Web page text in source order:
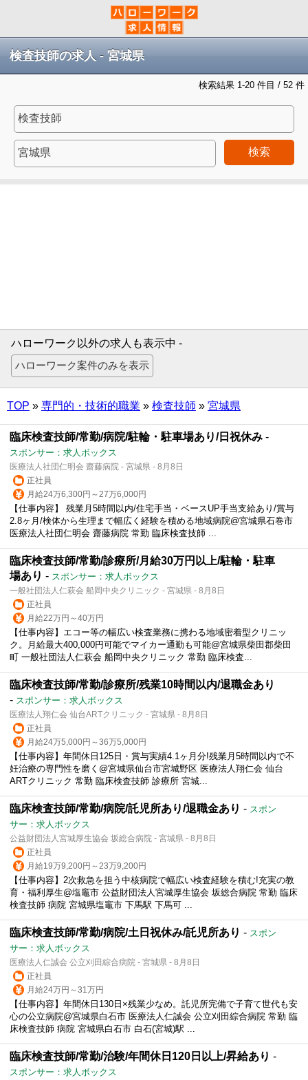
検査技師の求人 - 宮城県
検索結果 1-20 件目 / 52 件
検索
ハローワーク以外の求人も表示中 -
TOP » 専門的・技術的職業 » 検査技師 » 宮城県
臨床検査技師/常勤/病院/駐輪・駐車場あり/日祝休み -
スポンサー：求人ボックス
医療法人社団仁明会 齋藤病院 - 宮城県 - 8月8日
正社員
月給24万6,300円～27万6,000円
【仕事内容】 残業月5時間以内/住宅手当・ベースUP手当支給あり/賞与
2.8ヶ月/検体から生理まで幅広く経験を積める地域病院@宮城県石巻市
医療法人社団仁明会 齋藤病院 常勤 臨床検査技師 ...
臨床検査技師/常勤/診療所/月給30万円以上/駐輪・駐車
場あり - スポンサー：求人ボックス
一般社団法人仁萩会 船岡中央クリニック - 宮城県 - 8月8日
正社員
月給22万円～40万円
【仕事内容】エコー等の幅広い検査業務に携わる地域密着型クリニッ
ク。月給最大400,000円可能でマイカー通勤も可能@宮城県柴田郡柴田
町 一般社団法人仁萩会 船岡中央クリニック 常勤 臨床検査...
臨床検査技師/常勤/診療所/残業10時間以内/退職金あり
- スポンサー：求人ボックス
医療法人翔仁会 仙台ARTクリニック - 宮城県 - 8月8日
正社員
月給24万5,000円～36万5,000円
【仕事内容】年間休日125日・賞与実績4.1ヶ月分!残業月5時間以内で不
妊治療の専門性を磨く@宮城県仙台市宮城野区 医療法人翔仁会 仙台
ARTクリニック 常勤 臨床検査技師 診療所 宮城...
臨床検査技師/常勤/病院/託児所あり/退職金あり - スポン
サー：求人ボックス
公益財団法人宮城厚生協会 坂総合病院 - 宮城県 - 8月8日
正社員
月給19万9,200円～23万9,200円
【仕事内容】2次救急を担う中核病院で幅広い検査経験を積む!充実の教
育・福利厚生@塩竈市 公益財団法人宮城厚生協会 坂総合病院 常勤 臨床
検査技師 病院 宮城県塩竈市 下馬駅 下馬可 ...
臨床検査技師/常勤/病院/土日祝休み/託児所あり - スポン
サー：求人ボックス
医療法人仁誠会 公立刈田綜合病院 - 宮城県 - 8月8日
正社員
月給24万円～31万円
【仕事内容】年間休日130日×残業少なめ。託児所完備で子育て世代も安
心の公立病院@宮城県白石市 医療法人仁誠会 公立刈田綜合病院 常勤 臨
床検査技師 病院 宮城県白石市 白石(宮城)駅 ...
臨床検査技師/常勤/治験/年間休日120日以上/昇給あり -
スポンサー：求人ボックス